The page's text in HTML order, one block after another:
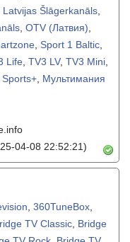
Latvijas Šlāgerkanāls
OTV (Латвия)
Sport 1 Baltic
Life TV3 LV, TV3 Mini
Мультимания
04-08 22:52:21)
360TuneBox
TV Classic Bridge